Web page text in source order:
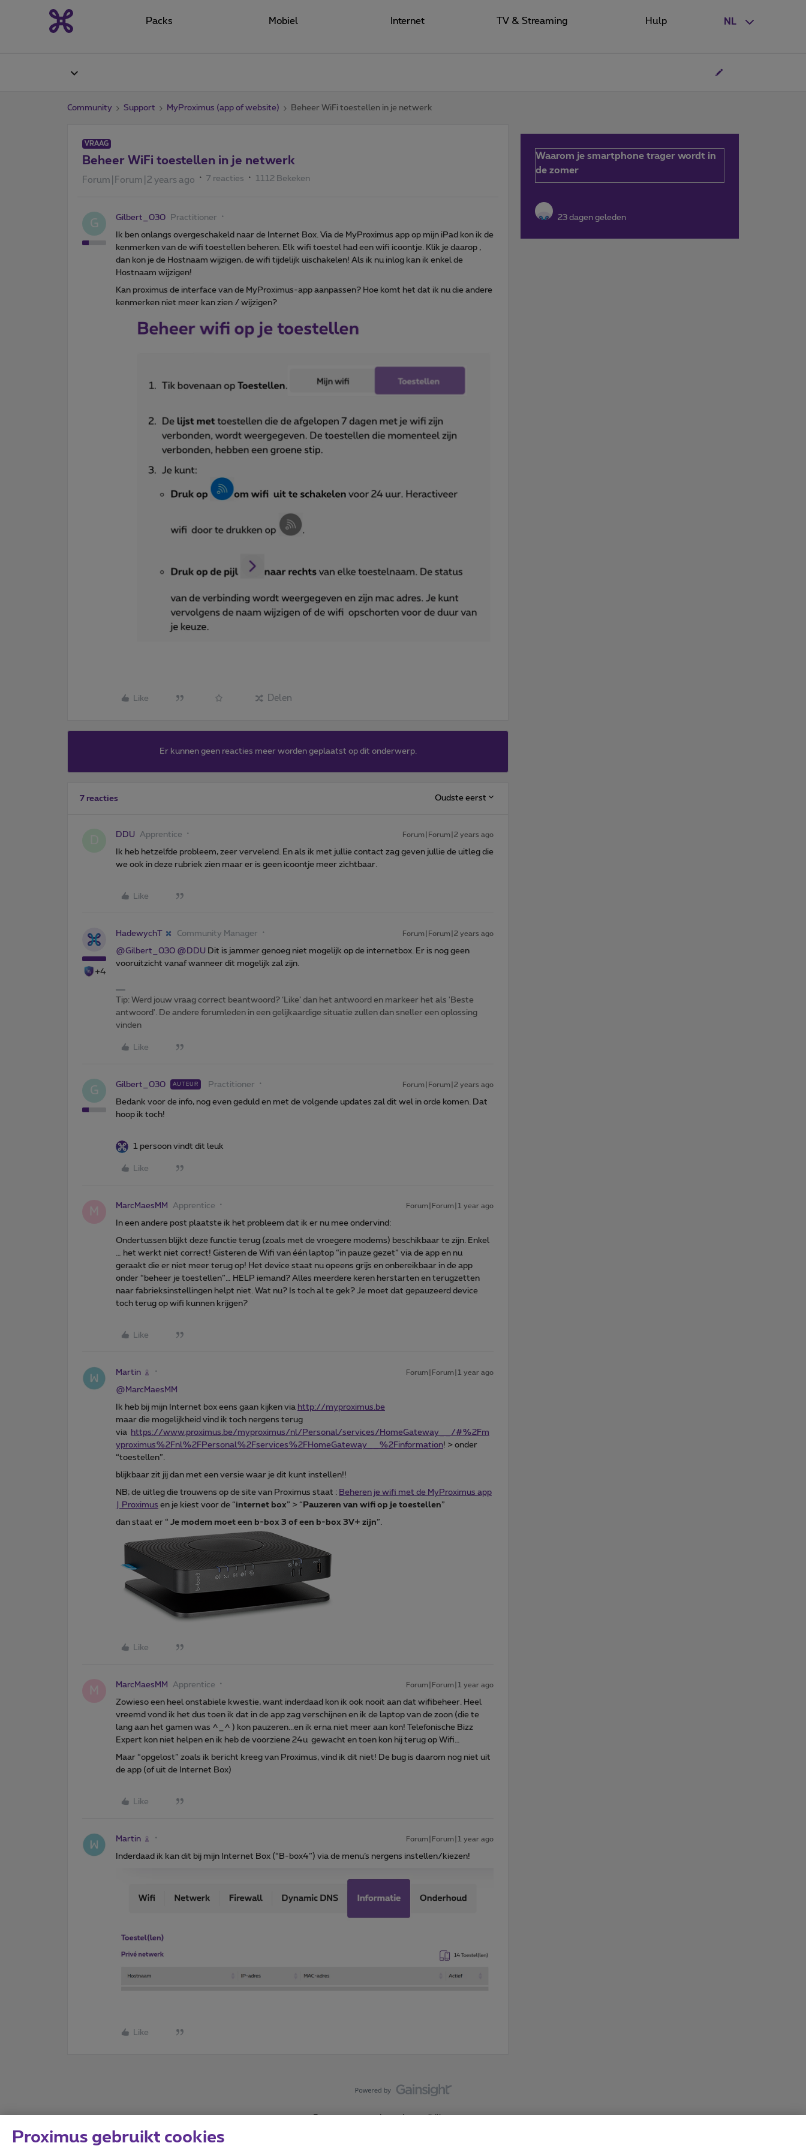
NL
Packs Mobiel Internet TV & Streaming Hulp
Community Support MyProximus (app of website) Beheer WiFi toestellen in je netwerk
VRAAG
Beheer WiFi toestellen in je netwerk
Forum|Forum|2 years ago 7 reacties 1112 Bekeken
G Gilbert_030 Practitioner
Ik ben onlangs overgeschakeld naar de Internet Box. Via de MyProximus app op mijn iPad kon ik de
kenmerken van de wifi toestellen beheren. Elk wifi toestel had een wifi icoontje. Klik je daarop ,
dan kon je de Hostnaam wijzigen, de wifi tijdelijk uischakelen! Als ik nu inlog kan ik enkel de
Hostnaam wijzigen!
Kan proximus de interface van de MyProximus-app aanpassen? Hoe komt het dat ik nu die andere
kenmerken niet meer kan zien / wijzigen?
Like Delen
Er kunnen geen reacties meer worden geplaatst op dit onderwerp.
7 reacties Oudste eerst
DDU Apprentice Forum|Forum|2 years ago
Ik heb hetzelfde probleem, zeer vervelend. En als ik met jullie contact zag geven jullie de uitleg die
we ook in deze rubriek zien maar er is geen icoontje meer zichtbaar.
Like
+4
HadewychT Community Manager Forum|Forum|2 years ago
@Gilbert_030 @DDU Dit is jammer genoeg niet mogelijk op de internetbox. Er is nog geen
vooruitzicht vanaf wanneer dit mogelijk zal zijn.
Tip: Werd jouw vraag correct beantwoord? ‘Like’ dan het antwoord en markeer het als 'Beste
antwoord'. De andere forumleden in een gelijkaardige situatie zullen dan sneller een oplossing
vinden
Like
G Gilbert_030 AUTEUR Practitioner Forum|Forum|2 years ago
Bedank voor de info, nog even geduld en met de volgende updates zal dit wel in orde komen. Dat
hoop ik toch!
1 persoon vindt dit leuk
Like
M MarcMaesMM Apprentice Forum|Forum|1 year ago
In een andere post plaatste ik het probleem dat ik er nu mee ondervind:
Ondertussen blijkt deze functie terug (zoals met de vroegere modems) beschikbaar te zijn. Enkel
… het werkt niet correct! Gisteren de Wifi van één laptop “in pauze gezet” via de app en nu
geraakt die er niet meer terug op! Het device staat nu opeens grijs en onbereikbaar in de app
onder “beheer je toestellen”… HELP iemand? Alles meerdere keren herstarten en terugzetten
naar fabrieksinstellingen helpt niet. Wat nu? Is toch al te gek? Je moet dat gepauzeerd device
toch terug op wifi kunnen krijgen?
Like
Martin Forum|Forum|1 year ago
@MarcMaesMM
Ik heb bij mijn Internet box eens gaan kijken via http://myproximus.be
maar die mogelijkheid vind ik toch nergens terug
via
https://www.proximus.be/myproximus/nl/Personal/services/HomeGateway__/#%2Fm
yproximus%2Fnl%2FPersonal%2Fservices%2FHomeGateway__%2Finformation! > onder
“toestellen”.
blijkbaar zit jij dan met een versie waar je dit kunt instellen!!
NB; de uitleg die trouwens op de site van Proximus staat : Beheren je wifi met de MyProximus app
| Proximus en je kiest voor de “internet box” > “ Pauzeren van wifi op je toestellen”
dan staat er “ Je modem moet een b-box 3 of een b-box 3V+ zijn”.
Like
M MarcMaesMM Apprentice Forum|Forum|1 year ago
Zowieso een heel onstabiele kwestie, want inderdaad kon ik ook nooit aan dat wifibeheer. Heel
vreemd vond ik het dus toen ik dat in de app zag verschijnen en ik de laptop van de zoon (die te
lang aan het gamen was ^_^ ) kon pauzeren...en ik erna niet meer aan kon! Telefonische Bizz
Expert kon niet helpen en ik heb de voorziene 24u gewacht en toen kon hij terug op Wifi…
Maar “opgelost” zoals ik bericht kreeg van Proximus, vind ik dit niet! De bug is daarom nog niet uit
de app (of uit de Internet Box)
Like
Martin Forum|Forum|1 year ago
Inderdaad ik kan dit bij mijn Internet Box (“B-box4”) via de menu’s nergens instellen/kiezen!
Like
Waarom je smartphone trager wordt in
de zomer
23 dagen geleden
Proximus gebruikt cookies